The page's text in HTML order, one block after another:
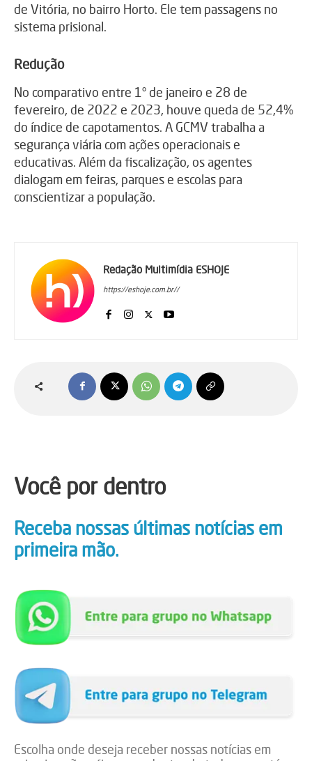
de Vitória, no bairro Horto. Ele tem passagens no
sistema prisional.
Redução
No comparativo entre 1° de janeiro e 28 de
fevereiro, de 2022 e 2023, houve queda de 52,4%
do índice de capotamentos. A GCMV trabalha a
segurança viária com ações operacionais e
educativas. Além da fiscalização, os agentes
dialogam em feiras, parques e escolas para
conscientizar a população.
Redação Multimídia ESHOJE
https://eshoje.com.br//
Você por dentro
Receba nossas últimas notícias em
primeira mão.
Escolha onde deseja receber nossas notícias em